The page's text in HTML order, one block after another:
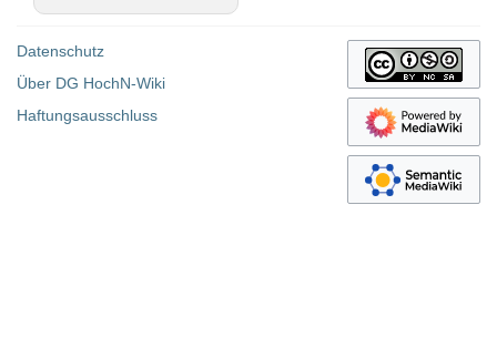
Datenschutz
Über DG HochN-Wiki
Haftungsausschluss